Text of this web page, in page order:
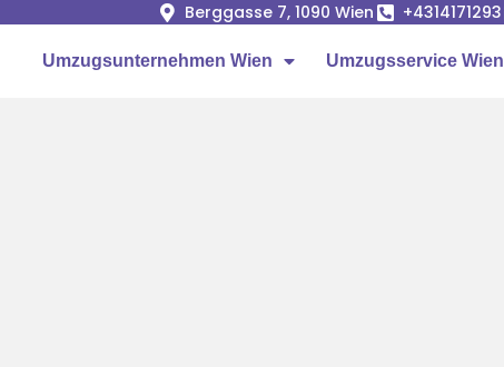
Berggasse 7, 1090 Wien +4314171293
Umzugsunternehmen Wien Umzugsservice Wien